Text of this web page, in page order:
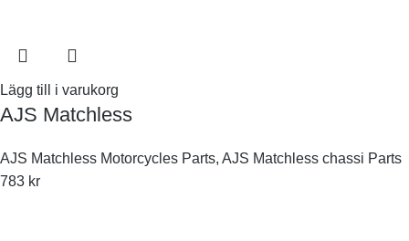
Lägg till i varukorg
AJS Matchless
AJS Matchless Motorcycles Parts, AJS Matchless chassi Parts
783 kr